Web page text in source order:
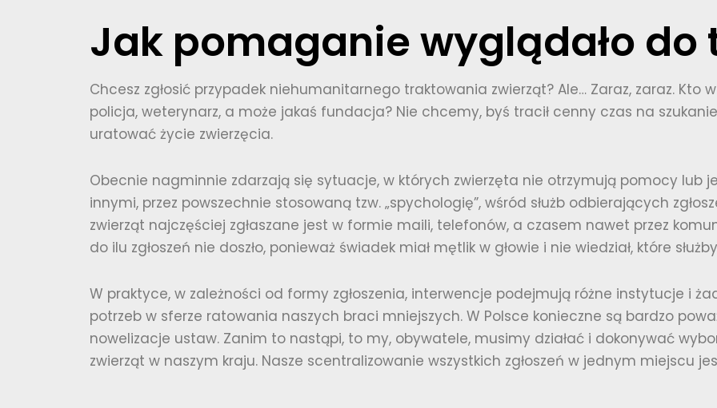
Jak pomaganie wyglądało do
Chcesz zgłosić przypadek niehumanitarnego traktowania zwierząt? Ale… Zaraz, zaraz. Kto
policja, weterynarz, a może jakaś fundacja? Nie chcemy, byś tracił cenny czas na
uratować życie zwierzęcia.
Obecnie nagminnie zdarzają się sytuacje, w których zwierzęta nie otrzymują pomocy lub
innymi, przez powszechnie stosowaną tzw. „spychologię”, wśród służb odbierających
zwierząt najczęściej zgłaszane jest w formie maili, telefonów, a czasem nawet przez
do ilu zgłoszeń nie doszło, ponieważ świadek miał mętlik w głowie i nie wiedział, które
W praktyce, w zależności od formy zgłoszenia, interwencje podejmują różne instytucje i
potrzeb w sferze ratowania naszych braci mniejszych. W Polsce konieczne są bardzo
nowelizacje ustaw. Zanim to nastąpi, to my, obywatele, musimy działać i dokonywać
zwierząt w naszym kraju. Nasze scentralizowanie wszystkich zgłoszeń w jednym miejscu